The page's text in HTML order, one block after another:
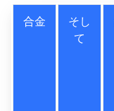
合金
そし
て